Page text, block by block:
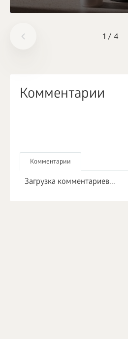
1 / 4
Комментарии
Комментарии
Загрузка комментариев...